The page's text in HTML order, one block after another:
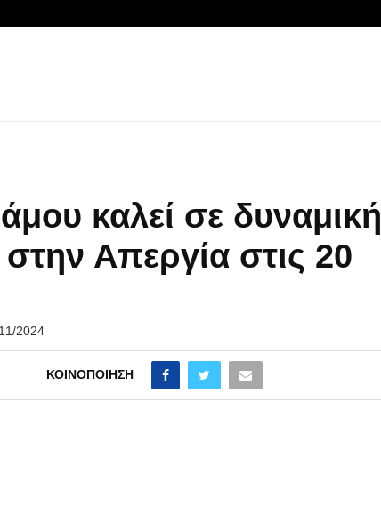
καλεί σε δυναμική
Απεργία στις 20
2024
ΚΟΙΝΟΠΟΊΗΣΗ